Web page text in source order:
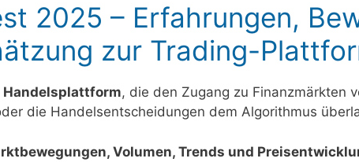
2025 – Erfahrungen,
zur Trading-
Handelsplattform, die den Zugang zu Finanzmärkten
die Handelsentscheidungen dem Algorithmus
Volumen, Trends und